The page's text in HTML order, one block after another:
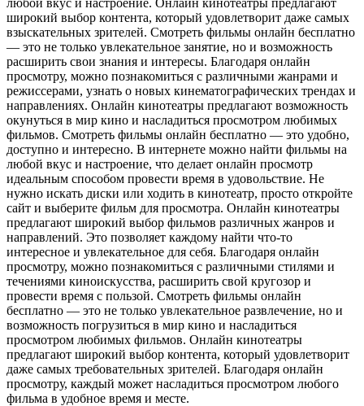
широкий выбор контента, который удовлетворит даже самых
взыскательных зрителей. Смотреть фильмы онлайн бесплатно
— это не только увлекательное занятие, но и возможность
расширить свои знания и интересы. Благодаря онлайн
просмотру, можно познакомиться с различными жанрами и
режиссерами, узнать о новых кинематографических трендах и
направлениях. Онлайн кинотеатры предлагают возможность
окунуться в мир кино и насладиться просмотром любимых
фильмов. Смотреть фильмы онлайн бесплатно — это удобно,
доступно и интересно. В интернете можно найти фильмы на
любой вкус и настроение, что делает онлайн просмотр
идеальным способом провести время в удовольствие. Не
нужно искать диски или ходить в кинотеатр, просто откройте
сайт и выберите фильм для просмотра. Онлайн кинотеатры
предлагают широкий выбор фильмов различных жанров и
направлений. Это позволяет каждому найти что-то
интересное и увлекательное для себя. Благодаря онлайн
просмотру, можно познакомиться с различными стилями и
течениями киноискусства, расширить свой кругозор и
провести время с пользой. Смотреть фильмы онлайн
бесплатно — это не только увлекательное развлечение, но и
возможность погрузиться в мир кино и насладиться
просмотром любимых фильмов. Онлайн кинотеатры
предлагают широкий выбор контента, который удовлетворит
даже самых требовательных зрителей. Благодаря онлайн
просмотру, каждый может насладиться просмотром любого
фильма в удобное время и месте.